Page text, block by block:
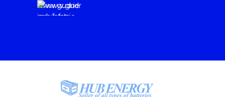
www.gudrie
m.lv/atrie-